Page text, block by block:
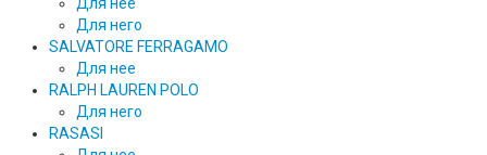
Для нее
Для него
SALVATORE FERRAGAMO
Для нее
RALPH LAUREN POLO
Для него
RASASI